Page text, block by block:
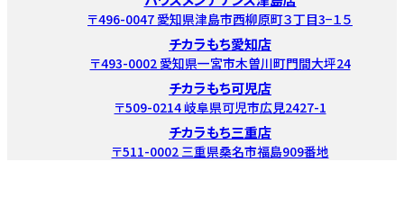
〒496-0047 愛知県津島市西柳原町３丁目3−１５
チカラもち愛知店
〒493-0002 愛知県一宮市木曽川町門間大坪24
チカラもち可児店
〒509-0214 岐阜県可児市広見2427-1
チカラもち三重店
〒511-0002 三重県桑名市福島909番地